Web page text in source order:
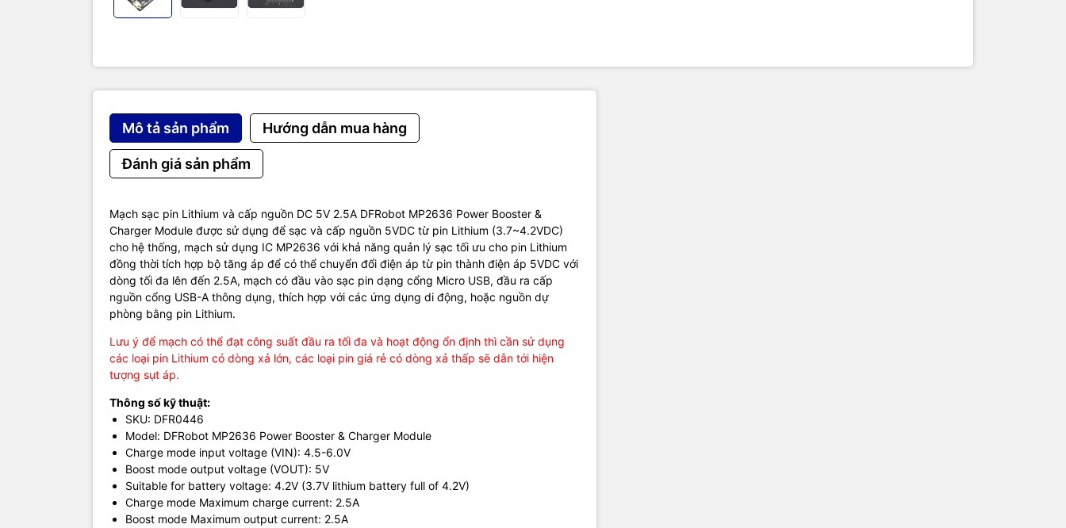
Mô tả sản phẩm Hướng dẫn mua hàng
Đánh giá sản phẩm
Mạch sạc pin Lithium và cấp nguồn DC 5V 2.5A DFRobot MP2636 Power Booster &
Charger Module được sử dụng để sạc và cấp nguồn 5VDC từ pin Lithium (3.7~4.2VDC)
cho hệ thống, mạch sử dụng IC MP2636 với khả năng quản lý sạc tối ưu cho pin Lithium
đồng thời tích hợp bộ tăng áp để có thể chuyển đổi điện áp từ pin thành điện áp 5VDC với
dòng tối đa lên đến 2.5A, mạch có đầu vào sạc pin dạng cổng Micro USB, đầu ra cấp
nguồn cổng USB-A thông dụng, thích hợp với các ứng dụng di động, hoặc nguồn dự
phòng bằng pin Lithium.
Lưu ý để mạch có thể đạt công suất đầu ra tối đa và hoạt động ổn định thì cần sử dụng
các loại pin Lithium có dòng xả lớn, các loại pin giá rẻ có dòng xả thấp sẽ dẫn tới hiện
tượng sụt áp.
Thông số kỹ thuật:
SKU: DFR0446
Model: DFRobot MP2636 Power Booster & Charger Module
Charge mode input voltage (VIN): 4.5-6.0V
Boost mode output voltage (VOUT): 5V
Suitable for battery voltage: 4.2V (3.7V lithium battery full of 4.2V)
Charge mode Maximum charge current: 2.5A
Boost mode Maximum output current: 2.5A
Boost mode Maximum output current: 2.5A
Temperature protection: more than 150 ℃, automatic power failure
Weight: 12g
Datasheet & Schematic.